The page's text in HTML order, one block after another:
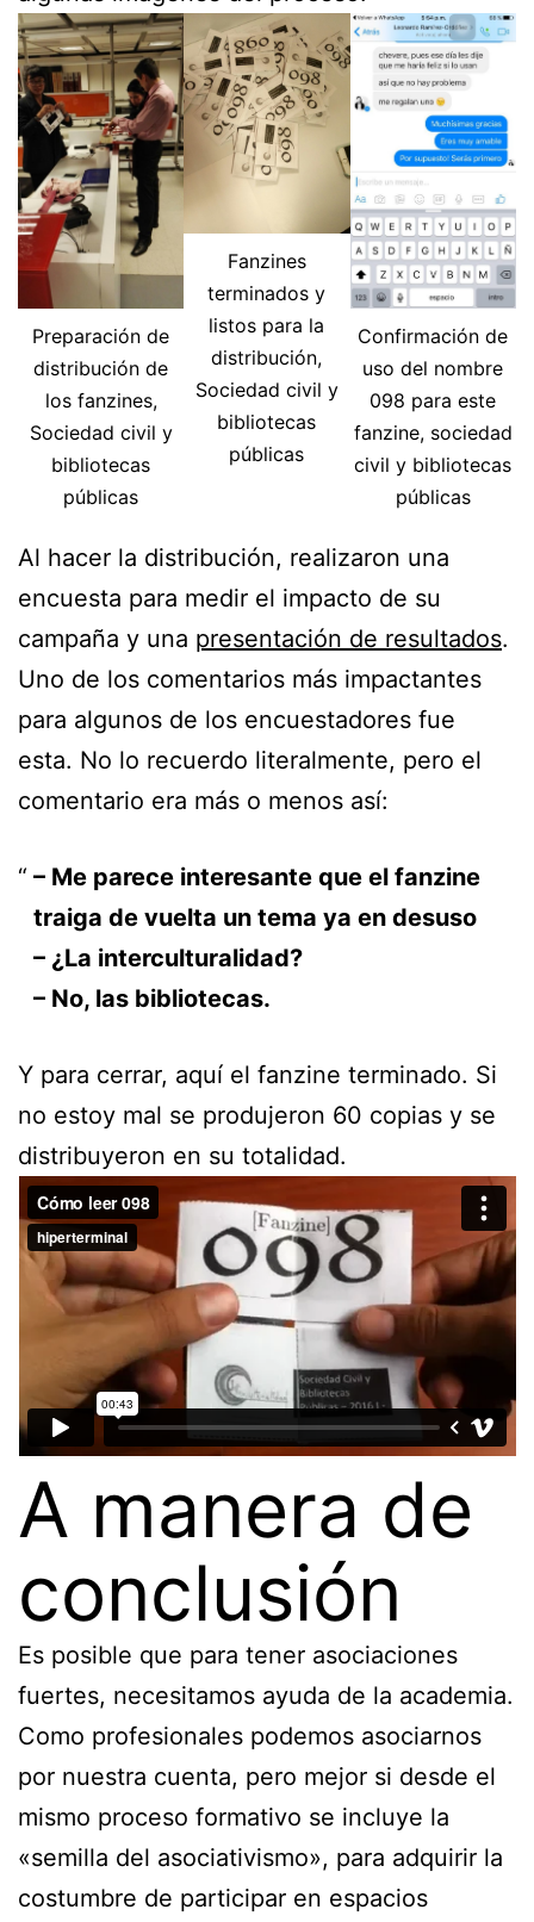
Preparación de
distribución de
los fanzines,
Sociedad civil y
bibliotecas
públicas
Fanzines
terminados y
listos para la
distribución,
Sociedad civil y
bibliotecas
públicas
Confirmación de
uso del nombre
098 para este
fanzine, sociedad
civil y bibliotecas
públicas
Al hacer la distribución, realizaron una
encuesta para medir el impacto de su
campaña y una presentación de resultados.
Uno de los comentarios más impactantes
para algunos de los encuestadores fue
esta. No lo recuerdo literalmente, pero el
comentario era más o menos así:
– Me parece interesante que el fanzine
traiga de vuelta un tema ya en desuso
– ¿La interculturalidad?
– No, las bibliotecas.
Y para cerrar, aquí el fanzine terminado. Si
no estoy mal se produjeron 60 copias y se
distribuyeron en su totalidad.
A manera de
conclusión
Es posible que para tener asociaciones
fuertes, necesitamos ayuda de la academia.
Como profesionales podemos asociarnos
por nuestra cuenta, pero mejor si desde el
mismo proceso formativo se incluye la
«semilla del asociativismo», para adquirir la
costumbre de participar en espacios